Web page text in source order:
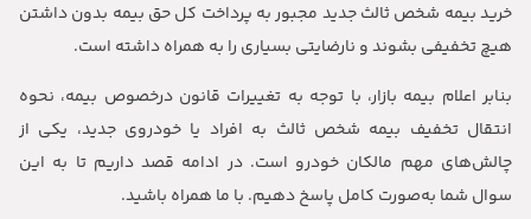
خرید بیمه شخص ثالث جدید مجبور به پرداخت کل حق بیمه بدون داشتن
هیچ تخفیفی بشوند و نارضایتی بسیاری را به همراه داشته است.
بنابر اعلام بیمه بازار، با توجه به تغییرات قانون درخصوص بیمه، نحوه
انتقال تخفیف بیمه شخص ثالث به افراد یا خودروی جدید، یکی از
چالش‌های مهم مالکان خودرو است. در ادامه قصد داریم تا به این
سوال شما به‌صورت کامل پاسخ دهیم. با ما همراه باشید.